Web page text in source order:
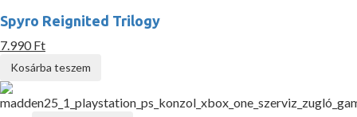
Spyro Reignited Trilogy
7.990 Ft
Kosárba teszem